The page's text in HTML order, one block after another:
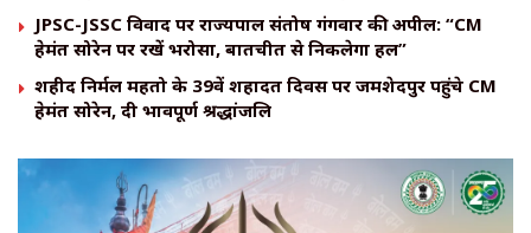
JPSC-JSSC विवाद पर राज्यपाल संतोष गंगवार की अपील: “CM
हेमंत सोरेन पर रखें भरोसा, बातचीत से निकलेगा हल”
शहीद निर्मल महतो के 39वें शहादत दिवस पर जमशेदपुर पहुंचे CM
हेमंत सोरेन, दी भावपूर्ण श्रद्धांजलि